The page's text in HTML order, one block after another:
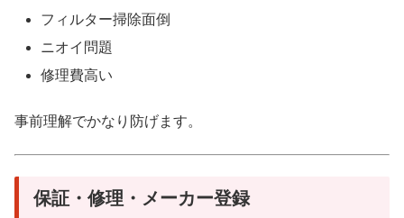
フィルター掃除面倒
ニオイ問題
修理費高い
事前理解でかなり防げます。
保証・修理・メーカー登録